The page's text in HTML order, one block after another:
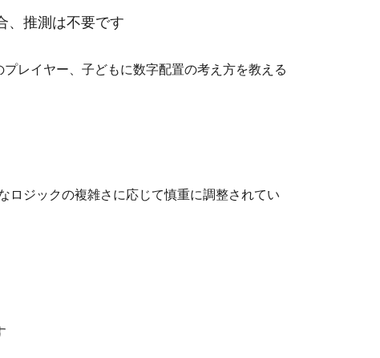
、推測は不要です
レイヤー、子どもに数字配置の考え方を教える
ジックの複雑さに応じて慎重に調整されてい